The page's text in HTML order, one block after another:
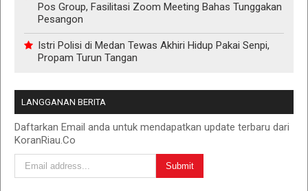
Pos Group, Fasilitasi Zoom Meeting Bahas Tunggakan
Pesangon
Istri Polisi di Medan Tewas Akhiri Hidup Pakai Senpi,
Propam Turun Tangan
LANGGANAN BERITA
Daftarkan Email anda untuk mendapatkan update terbaru dari
KoranRiau.Co